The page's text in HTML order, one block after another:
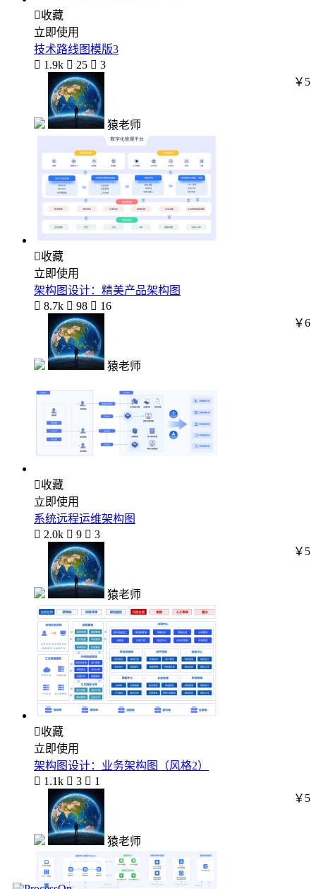
收藏
立即使用
技术路线图模版3
 1.9k  25  3
猿老师
￥5
收藏
立即使用
架构图设计：精美产品架构图
 8.7k  98  16
猿老师
￥6
收藏
立即使用
系统远程运维架构图
 2.0k  9  3
猿老师
￥5
收藏
立即使用
架构图设计：业务架构图（风格2）
 1.1k  3  1
猿老师
￥5